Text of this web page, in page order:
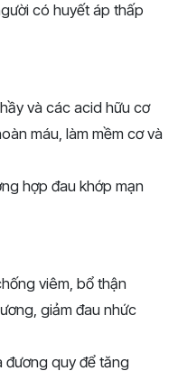
có huyết áp thấp
và các acid hữu cơ
máu, làm mềm cơ và
hợp đau khớp mạn
viêm, bổ thận
giảm đau nhức
đương quy để tăng